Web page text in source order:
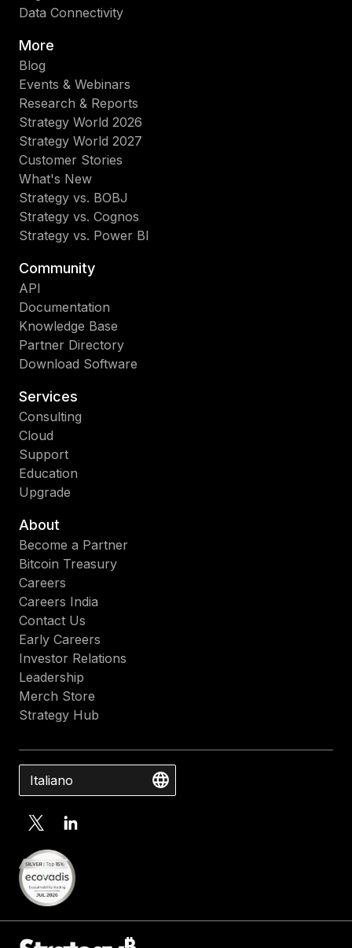
Data Connectivity
More
Blog
Events & Webinars
Research & Reports
Strategy World 2026
Strategy World 2027
Customer Stories
What's New
Strategy vs. BOBJ
Strategy vs. Cognos
Strategy vs. Power BI
Community
API
Documentation
Knowledge Base
Partner Directory
Download Software
Services
Consulting
Cloud
Support
Education
Upgrade
About
Become a Partner
Bitcoin Treasury
Careers
Careers India
Contact Us
Early Careers
Investor Relations
Leadership
Merch Store
Strategy Hub
Italiano